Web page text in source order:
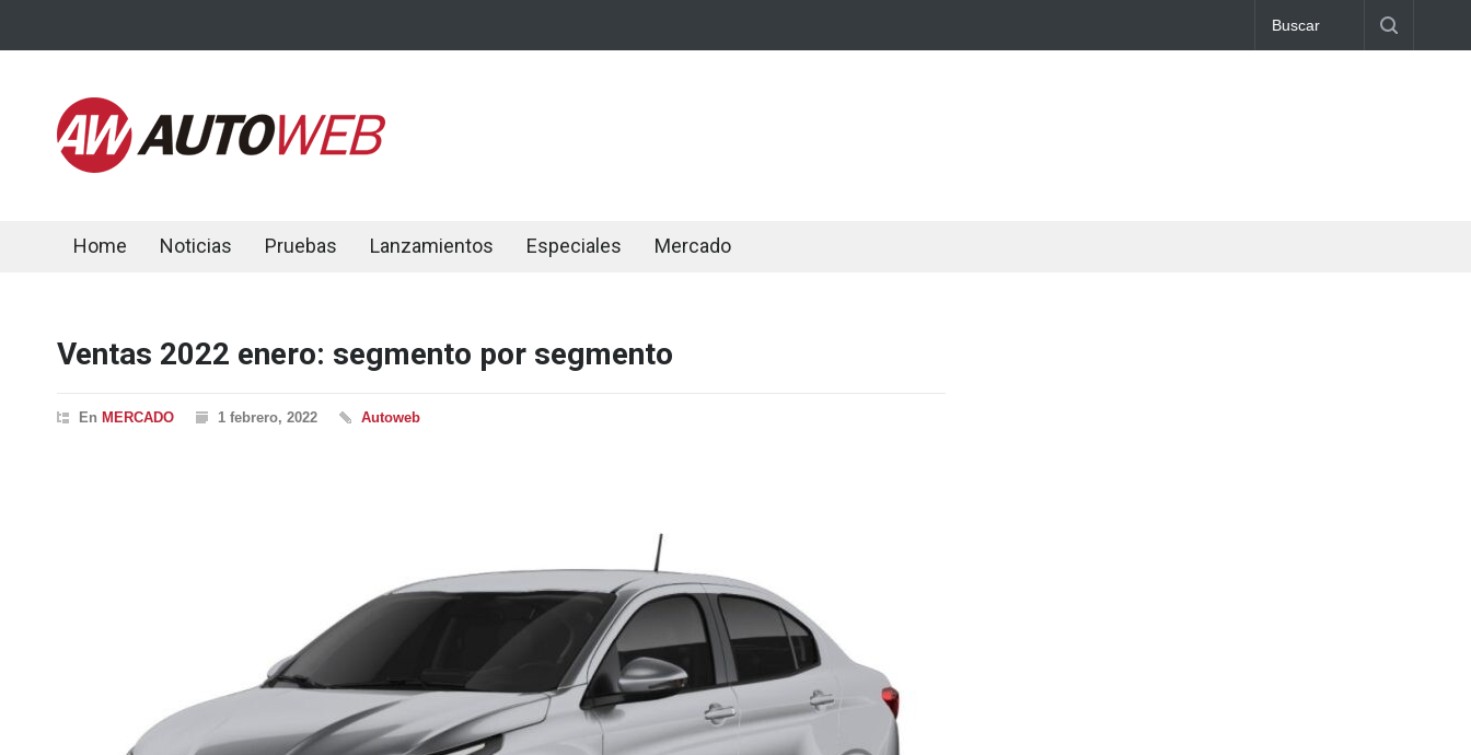
Home Noticias Pruebas Lanzamientos Especiales Mercado
Ventas 2022 enero: segmento por segmento
En MERCADO 1 febrero, 2022 Autoweb